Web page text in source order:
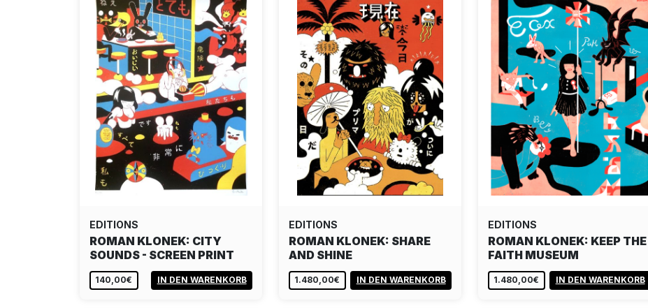
EDITIONS
ROMAN KLONEK: CITY
SOUNDS - SCREEN PRINT
140,00€ IN DEN WARENKORB
EDITIONS
ROMAN KLONEK: SHARE
AND SHINE
1.480,00€ IN DEN WARENKORB
EDITIONS
ROMAN KLONEK: KEEP THE
FAITH MUSEUM
1.480,00€ IN DEN WARENKORB